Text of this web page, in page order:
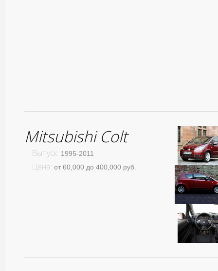
Mitsubishi Colt
Выпуск: 1995-2011
Цена: от 60,000 до 400,000 руб.